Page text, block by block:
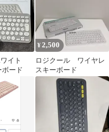
イト
ボード
¥2,500
ロジクール ワイヤレ
スキーボード